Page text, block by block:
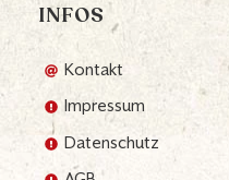
INFOS
Kontakt
Impressum
Datenschutz